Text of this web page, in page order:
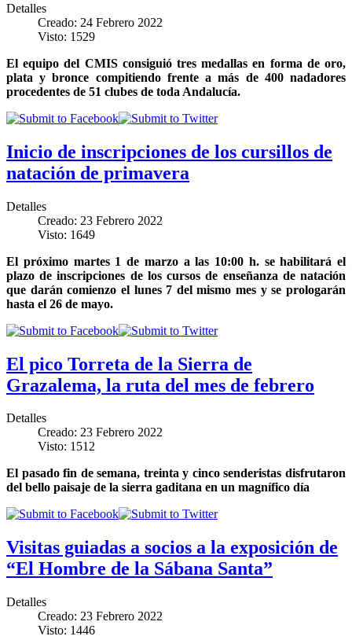
Detalles
Creado: 24 Febrero 2022
Visto: 1529
El equipo del CMIS consiguió tres medallas en forma de oro,
plata y bronce compitiendo frente a más de 400 nadadores
procedentes de 51 clubes de toda Andalucía.
Inicio de inscripciones de los cursillos de
natación de primavera
Detalles
Creado: 23 Febrero 2022
Visto: 1649
El próximo martes 1 de marzo a las 10:00 h. se habilitará el
plazo de inscripciones de los cursos de enseñanza de natación
que darán comienzo el lunes 7 del mismo mes y se prologarán
hasta el 26 de mayo.
El pico Torreta de la Sierra de
Grazalema, la ruta del mes de febrero
Detalles
Creado: 23 Febrero 2022
Visto: 1512
El pasado fin de semana, treinta y cinco senderistas disfrutaron
del bello paisaje de la sierra gaditana en un magnífico día
Visitas guiadas a socios a la exposición de
“El Hombre de la Sábana Santa”
Detalles
Creado: 23 Febrero 2022
Visto: 1446